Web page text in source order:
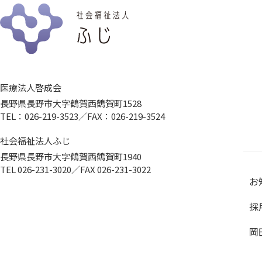
医療法人啓成会
長野県長野市大字鶴賀西鶴賀町1528
TEL：026-219-3523／FAX：026-219-3524
社会福祉法人ふじ
長野県長野市大字鶴賀西鶴賀町1940
TEL 026-231-3020／FAX 026-231-3022
お
採
岡